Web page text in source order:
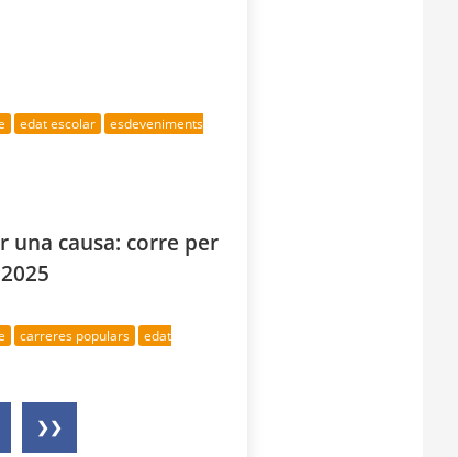
edat escolar
esdeveniments
una causa: corre per
carreres populars
edat
❯❯